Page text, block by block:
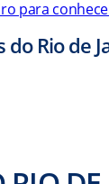
Rio de